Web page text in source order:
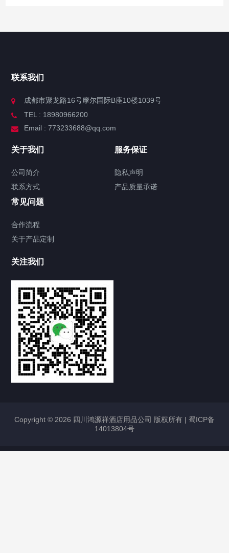
联系我们
成都市聚龙路16号摩尔国际B座10楼1039号
TEL : 18980966200
Email : 773233688@qq.com
关于我们
公司简介
联系方式
服务保证
隐私声明
产品质量承诺
常见问题
合作流程
关于产品定制
关注我们
Copyright © 2026 四川鸿源祥酒店用品公司 版权所有 | 蜀ICP备
14013804号